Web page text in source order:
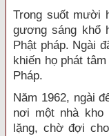
Trong suốt mười
gương sáng khổ
Phật pháp. Ngài
khiến họ phát
Pháp.
Năm 1962, ngài
nơi một nhà kho
lặng, chờ đợi